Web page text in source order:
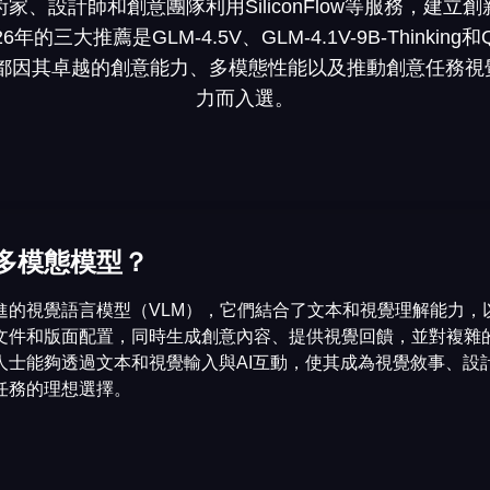
、設計師和創意團隊利用SiliconFlow等服務，建立創
年的三大推薦是GLM-4.5V、GLM-4.1V-9B-Thinking和
其卓越的創意能力、多模態性能以及推動創意任務視
力而入選。
模態模型？
的視覺語言模型（VLM），它們結合了文本和視覺理解能力
件和版面配置，同時生成創意內容、提供視覺回饋，並對複雜
士能夠透過文本和視覺輸入與AI互動，使其成為視覺敘事、設
的理想選擇。